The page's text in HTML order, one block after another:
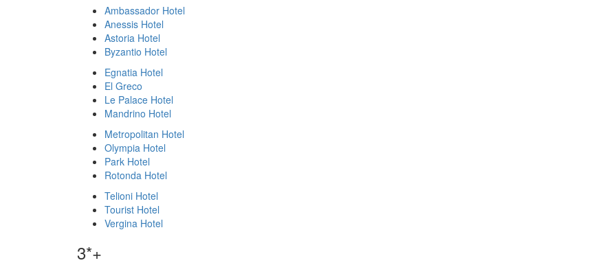
Ambassador Hotel
Anessis Hotel
Astoria Hotel
Byzantio Hotel
Egnatia Hotel
El Greco
Le Palace Hotel
Mandrino Hotel
Metropolitan Hotel
Olympia Hotel
Park Hotel
Rotonda Hotel
Telioni Hotel
Tourist Hotel
Vergina Hotel
3*+